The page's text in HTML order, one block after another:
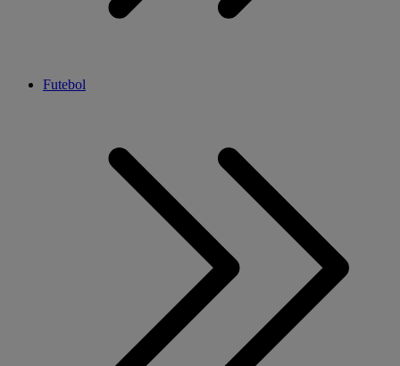
Futebol